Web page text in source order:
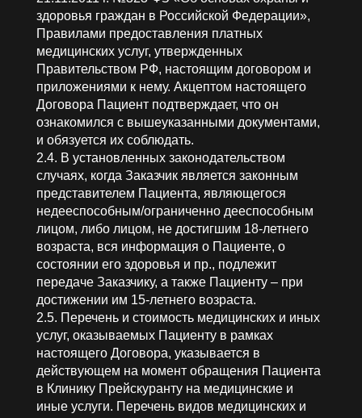
здоровья граждан в Российской Федерации»,
Правилами предоставления платных
медицинских услуг, утвержденных
Правительством РФ, настоящим договором и
приложениями к нему. Акцептом настоящего
Договора Пациент подтверждает, что он
ознакомился с вышеуказанными документами,
и обязуется их соблюдать.
2.4. В установленных законодательством
случаях, когда Заказчик является законным
представителем Пациента, являющегося
недееспособным/ограниченно дееспособным
лицом, либо лицом, не достигшим 18-летнего
возраста, вся информация о Пациенте, о
состоянии его здоровья и пр., подлежит
передаче Заказчику, а также Пациенту – при
достижении им 15-летнего возраста.
2.5. Перечень и стоимость медицинских и иных
услуг, оказываемых Пациенту в рамках
настоящего Договора, указывается в
действующем на момент обращения Пациента
в Клинику Прейскуранту на медицинские и
иные услуги. Перечень видов медицинских и